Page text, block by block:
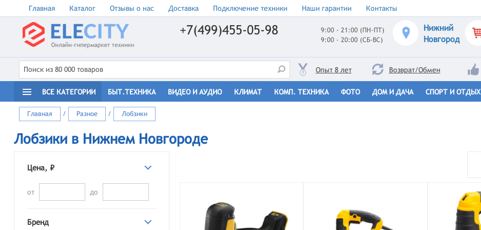
Главная Каталог Отзывы о нас Доставка Подключение техники Наши гарантии Контакты
+7(499)455-05-98
9:00 - 21:00 (ПН-ПТ)
9:00 - 20:00 (СБ-ВС)
Нижний
Новгород
Опыт 8 лет Возврат/Обмен
ВСЕ КАТЕГОРИИ БЫТ.ТЕХНИКА ВИДЕО И АУДИО КЛИМАТ КОМП. ТЕХНИКА ФОТО ДОМ И ДАЧА СПОРТ И ОТДЫХ
Главная / Разное / Лобзики
Лобзики в Нижнем Новгороде
Цена, ₽
от до
Бренд